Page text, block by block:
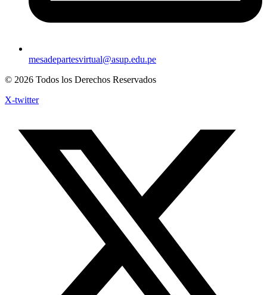
mesadepartesvirtual@asup.edu.pe
© 2026 Todos los Derechos Reservados
X-twitter